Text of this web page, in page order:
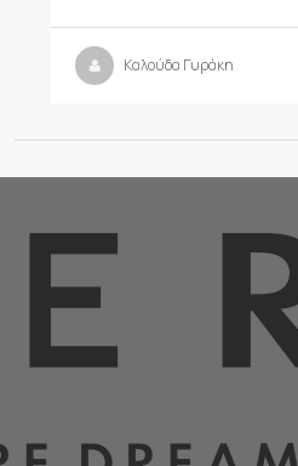
Καλούδα Γυράκη